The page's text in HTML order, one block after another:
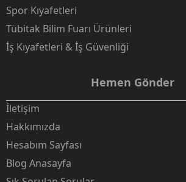
Spor Kıyafetleri
Tübitak Bilim Fuarı Ürünleri
İş Kıyafetleri & İş Güvenliği
Hemen Gönder
İletişim
Hakkımızda
Hesabım Sayfası
Blog Anasayfa